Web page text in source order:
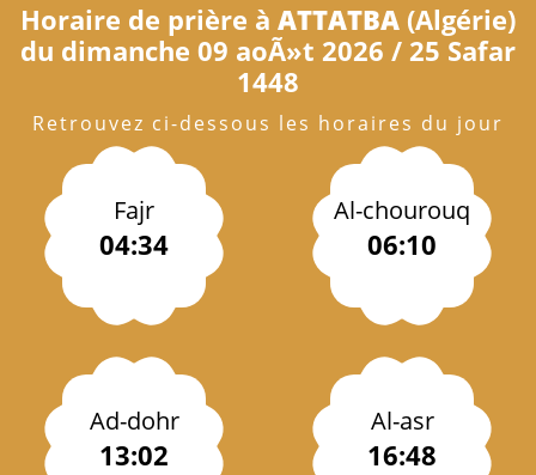
Horaire de prière à ATTATBA (Algérie)
du dimanche 09 aoÃ»t 2026 / 25 Safar
1448
Retrouvez ci-dessous les horaires du jour
Fajr
04:34
Al-chourouq
06:10
Ad-dohr
13:02
Al-asr
16:48